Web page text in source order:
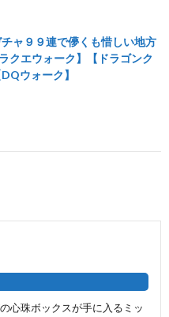
ャ９９連で儚くも惜しい地方
クエウォーク】【ドラゴンク
ウォーク】
心珠ボックスが手に入るミッ